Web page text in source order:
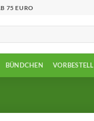
75 EURO
BÜNDCHEN